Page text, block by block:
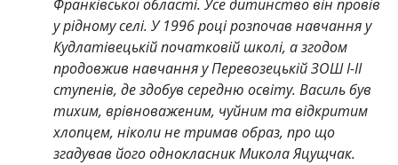
Франківської області. Усе дитинство він провів
у рідному селі. У 1996 році розпочав навчання у
Кудлатівецькій початковій школі, а згодом
продовжив навчання у Перевозецькій ЗОШ І-ІІ
ступенів, де здобув середню освіту. Василь був
тихим, врівноваженим, чуйним та відкритим
хлопцем, ніколи не тримав образ, про що
згадував його однокласник Микола Яцущчак.